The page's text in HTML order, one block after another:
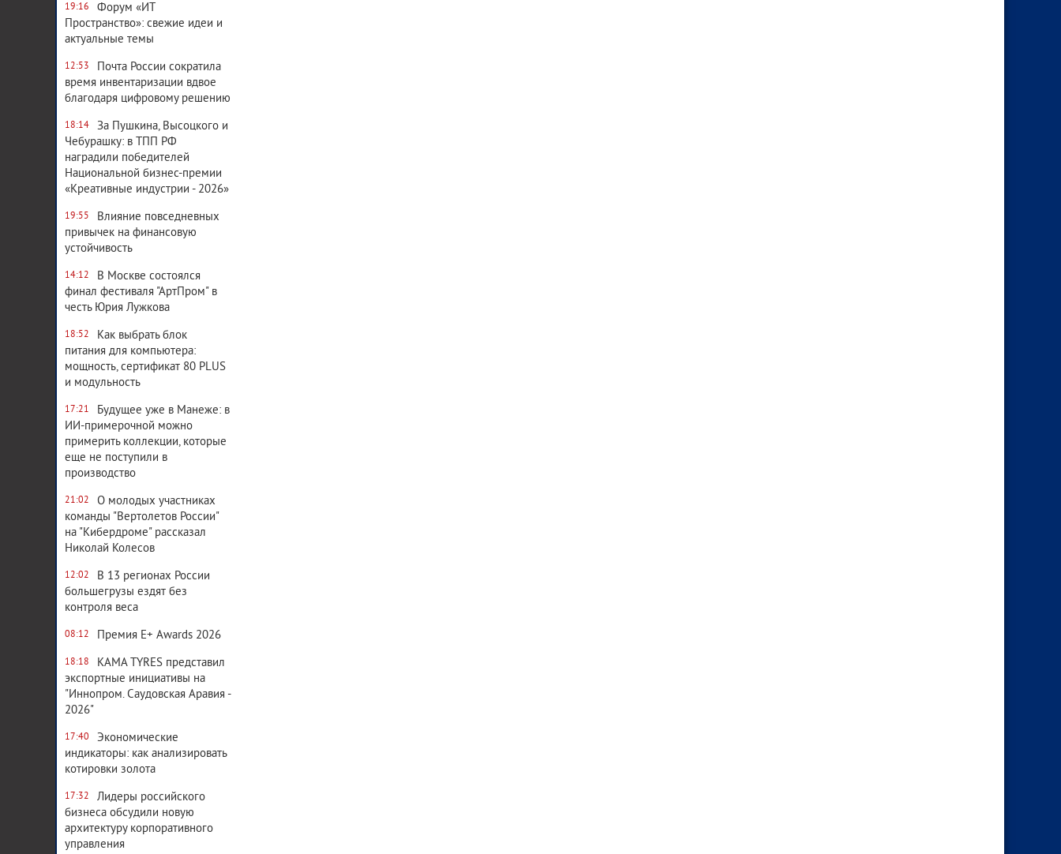
19:16
Форум «ИТ
Пространство»: свежие идеи и
актуальные темы
12:53
Почта России сократила
время инвентаризации вдвое
благодаря цифровому решению
18:14
За Пушкина, Высоцкого и
Чебурашку: в ТПП РФ
наградили победителей
Национальной бизнес-премии
«Креативные индустрии - 2026»
19:55
Влияние повседневных
привычек на финансовую
устойчивость
14:12
В Москве состоялся
финал фестиваля "АртПром" в
честь Юрия Лужкова
18:52
Как выбрать блок
питания для компьютера:
мощность, сертификат 80 PLUS
и модульность
17:21
Будущее уже в Манеже: в
ИИ-примерочной можно
примерить коллекции, которые
еще не поступили в
производство
21:02
О молодых участниках
команды "Вертолетов России"
на "Кибердроме" рассказал
Николай Колесов
12:02
В 13 регионах России
большегрузы ездят без
контроля веса
08:12 Премия E+ Awards 2026
18:18
KAMA TYRES представил
экспортные инициативы на
"Иннопром. Саудовская Аравия -
2026"
17:40
Экономические
индикаторы: как анализировать
котировки золота
17:32
Лидеры российского
бизнеса обсудили новую
архитектуру корпоративного
управления